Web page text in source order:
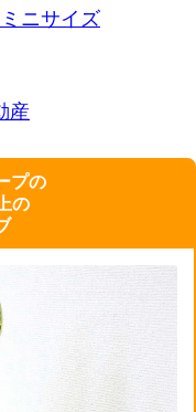
ミニサイズ
産
プの
の